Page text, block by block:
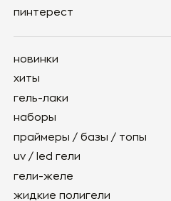
сертификаты
©2025 — ZINA
Политика конфиденциальности